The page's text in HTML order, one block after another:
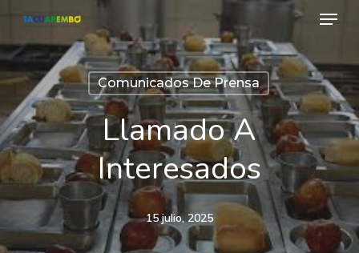
Skip
main
content
Menu
Comunicados De Prensa
Llamado A
Interesados
15 julio, 2025
Menu